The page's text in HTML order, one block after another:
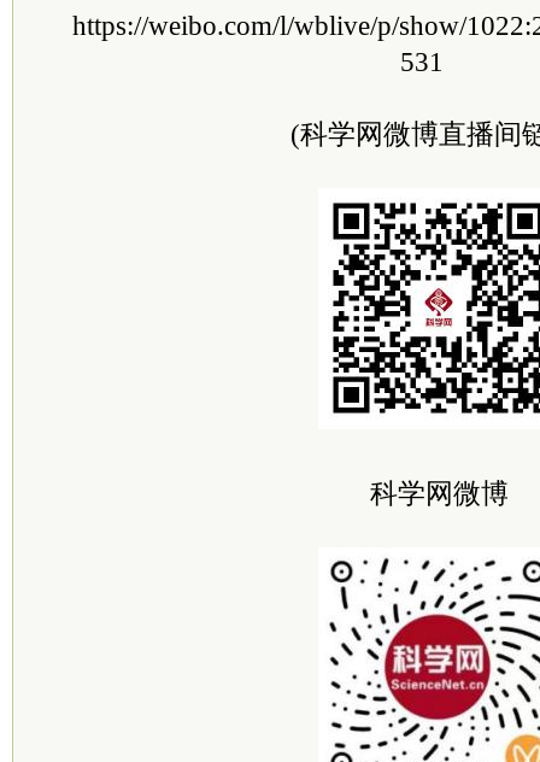
https://weibo.com/l/wblive/p/show/
531
(科学网微博直播间
科学网微博